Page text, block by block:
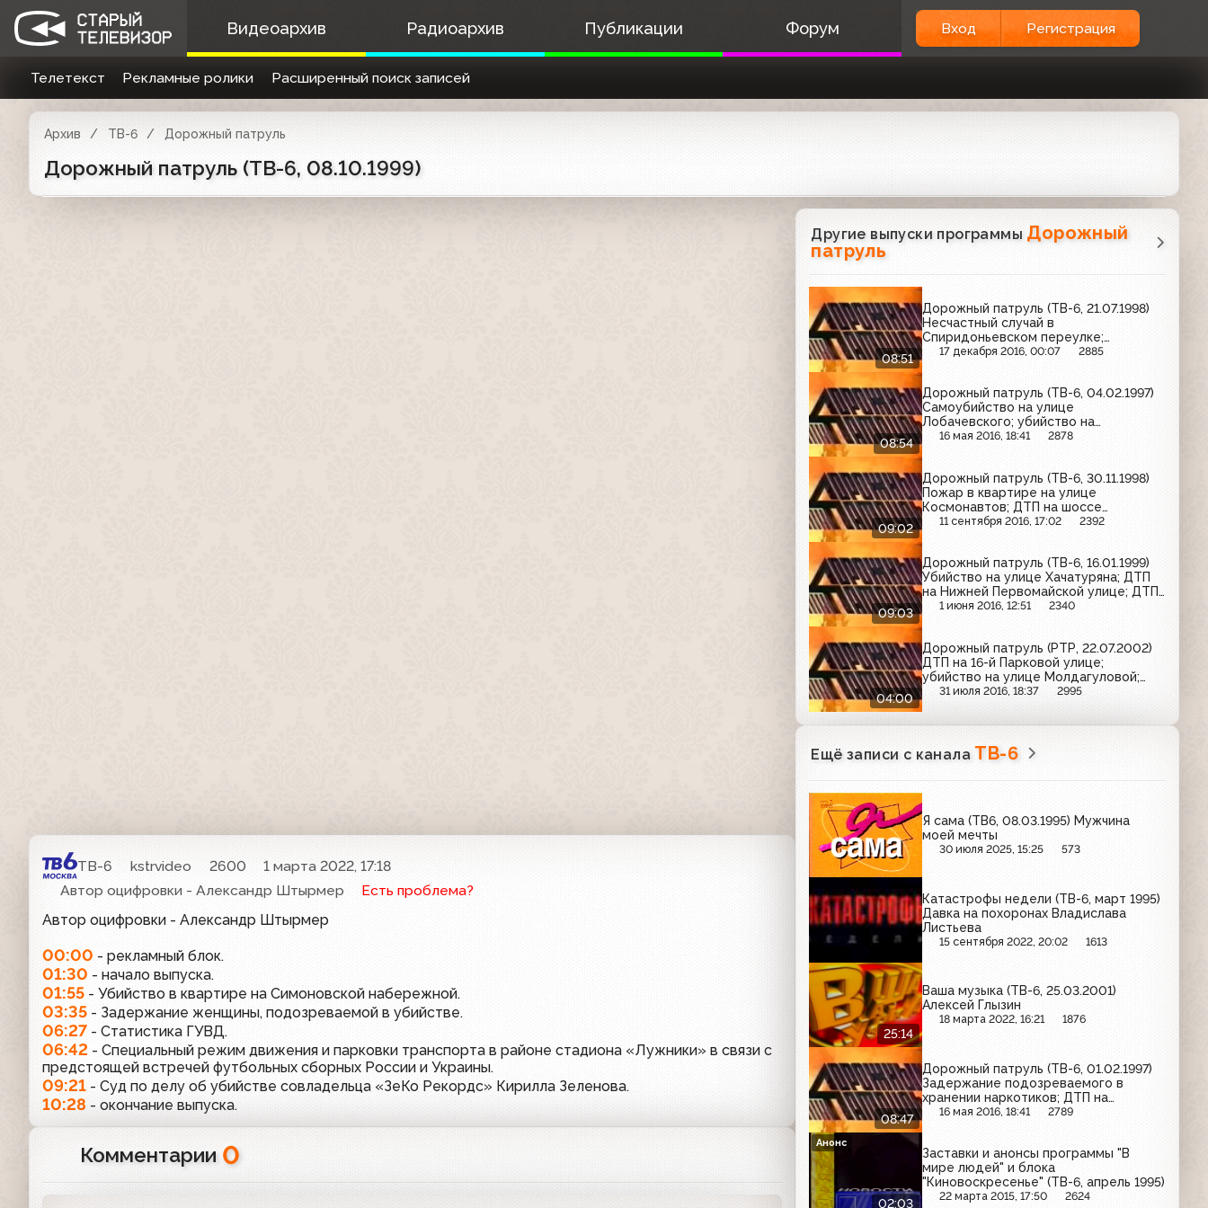
Видеоархив Радиоархив Публикации Форум Вход Регистрация
Телетекст Рекламные ролики Расширенный поиск записей
Архив ТВ-6 Дорожный патруль
Дорожный патруль (ТВ-6, 08.10.1999)
ТВ-6 kstrvideo 2600
1 марта 2022, 17:18
Автор оцифровки - Александр Штырмер
Есть проблема?
Автор оцифровки - Александр Штырмер
00:00 - рекламный блок.
01:30 - начало выпуска.
01:55 - Убийство в квартире на Симоновской набережной.
03:35 - Задержание женщины, подозреваемой в убийстве.
06:27 - Статистика ГУВД.
06:42 - Специальный режим движения и парковки транспорта в районе стадиона «Лужники» в связи с
предстоящей встречей футбольных сборных России и Украины.
09:21 - Суд по делу об убийстве совладельца «ЗеКо Рекордс» Кирилла Зеленова.
10:28 - окончание выпуска.
Комментарии 0
Другие выпуски программы Дорожный
патруль
08:51
Дорожный патруль (ТВ-6, 21.07.1998)
Несчастный случай в
Спиридоньевском переулке;
задержание подозреваемых в краже;
17 декабря 2016, 00:07 2885
08:54
Дорожный патруль (ТВ-6, 04.02.1997)
Самоубийство на улице
Лобачевского; убийство на
Сходненской улице; ДТП на
16 мая 2016, 18:41 2878
09:02
Дорожный патруль (ТВ-6, 30.11.1998)
Пожар в квартире на улице
Космонавтов; ДТП на шоссе
Энтузиастов; труп женщины на
11 сентября 2016, 17:02 2392
09:03
Дорожный патруль (ТВ-6, 16.01.1999)
Убийство на улице Хачатуряна; ДТП
на Нижней Первомайской улице; ДТП
на Кутузовском проспекте
1 июня 2016, 12:51 2340
04:00
Дорожный патруль (РТР, 22.07.2002)
ДТП на 16-й Парковой улице;
убийство на улице Молдагуловой;
ДТП на Варшавском шоссе
31 июля 2016, 18:37 2995
Ещё записи с канала ТВ-6
Я сама (ТВ6, 08.03.1995) Мужчина
моей мечты
30 июля 2025, 15:25 573
Катастрофы недели (ТВ-6, март 1995)
Давка на похоронах Владислава
Листьева
15 сентября 2022, 20:02 1613
25:14
Ваша музыка (ТВ-6, 25.03.2001)
Алексей Глызин
18 марта 2022, 16:21 1876
08:47
Дорожный патруль (ТВ-6, 01.02.1997)
Задержание подозреваемого в
хранении наркотиков; ДТП на
Можайском шоссе; убийство в
16 мая 2016, 18:41 2789
02:03
Заставки и анонсы программы "В
мире людей" и блока
"Киновоскресенье" (ТВ-6, апрель 1995)
22 марта 2015, 17:50 2624
Анонс